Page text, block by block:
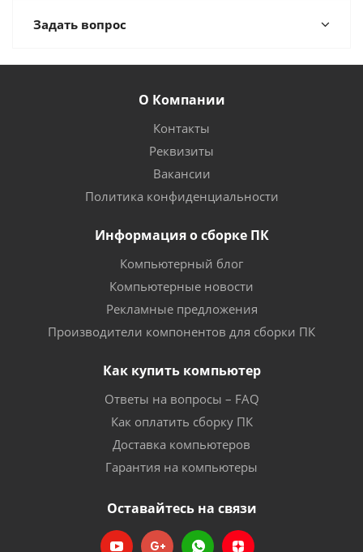
Задать вопрос
О Компании
Контакты
Реквизиты
Вакансии
Политика конфиденциальности
Информация о сборке ПК
Компьютерный блог
Компьютерные новости
Рекламные предложения
Производители компонентов для сборки ПК
Как купить компьютер
Ответы на вопросы – FAQ
Как оплатить сборку ПК
Доставка компьютеров
Гарантия на компьютеры
Оставайтесь на связи